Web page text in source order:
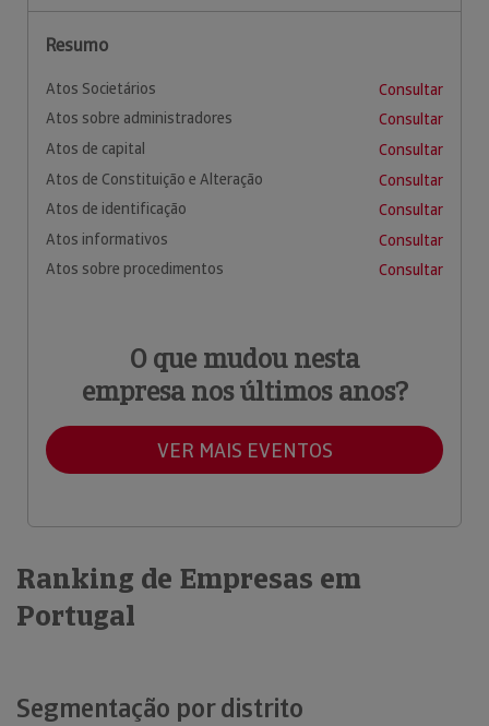
Resumo
Atos Societários
Consultar
Atos sobre administradores
Consultar
Atos de capital
Consultar
Atos de Constituição e Alteração
Consultar
Atos de identificação
Consultar
Atos informativos
Consultar
Atos sobre procedimentos
Consultar
O que mudou nesta
empresa nos últimos anos?
VER MAIS EVENTOS
Ranking de Empresas em
Portugal
Segmentação por distrito